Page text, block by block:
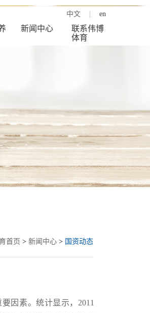
新闻中心
联系伟博
体育
中文 en
首页 > 新闻中心 > 国资动态
因素。统计显示，2011